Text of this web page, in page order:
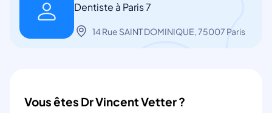
Dentiste à Paris 7
14 Rue SAINT DOMINIQUE, 75007 Paris
Vous êtes Dr Vincent Vetter ?